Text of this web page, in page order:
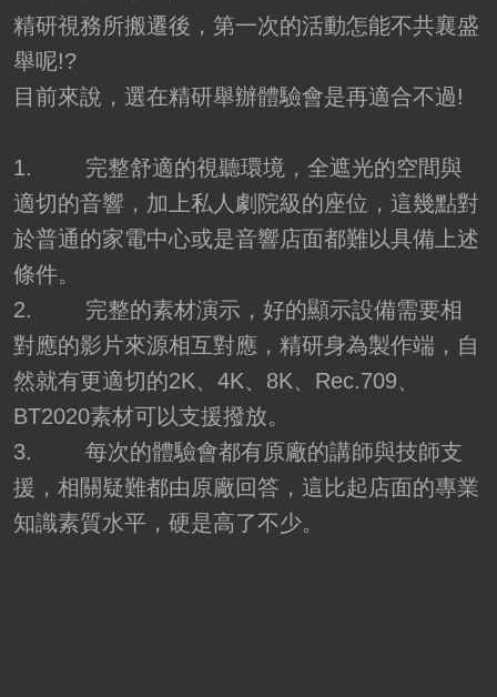
精研視務所搬遷後，第一次的活動怎能不共襄盛
舉呢!?
目前來說，選在精研舉辦體驗會是再適合不過!
1. 完整舒適的視聽環境，全遮光的空間與
適切的音響，加上私人劇院級的座位，這幾點對
於普通的家電中心或是音響店面都難以具備上述
條件。
2. 完整的素材演示，好的顯示設備需要相
對應的影片來源相互對應，精研身為製作端，自
然就有更適切的2K、4K、8K、Rec.709、
BT2020素材可以支援撥放。
3. 每次的體驗會都有原廠的講師與技師支
援，相關疑難都由原廠回答，這比起店面的專業
知識素質水平，硬是高了不少。